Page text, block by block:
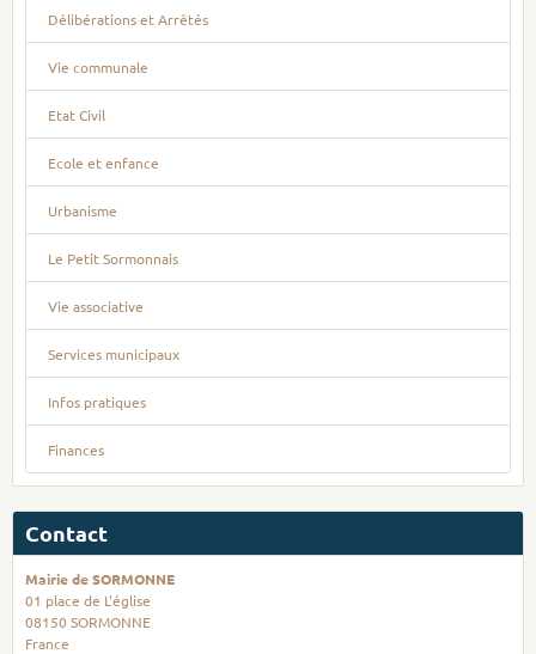
Délibérations et Arrêtés
Vie communale
Etat Civil
Ecole et enfance
Urbanisme
Le Petit Sormonnais
Vie associative
Services municipaux
Infos pratiques
Finances
Contact
Mairie de SORMONNE
01 place de L'église
08150 SORMONNE
France